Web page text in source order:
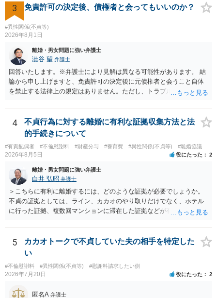
の財産を差し押さえられ、そこから債権回収が図られることになりま
すが、 和解であれば柔軟な解決が可能ですので、その場合は分割払
いにより支払うことも十分可能です。 ⑤ このような事情であれば、私
は120万円のみ和解交渉を続けるべきでしょうか。 ⇒ご相談者様の認
れるため、 120万円のみについて交渉を続けることがベターかと存じ
ます。
も、証拠が十分にあるか、相手方の住所・勤務先が分かるか、慰謝料
額、離婚の有無、交渉で終わるか訴訟まで見込むかによって、費用は
変わり得ます。依頼前に、交渉だけの場合、訴訟になった場合、回収
できなかった場合の費用を確認しておくとよいでしょう。 弁護士選び
通しを過度に楽観的に言い過ぎないか、質問に具体的に答えてくれる
か、連絡方法（メール、電話、弁護士直接か事務局員を介するかな
ど）や対応スピードが合うかを確認するとよいと思います。いずれに
しましても、弁護士への相談・依頼にあたっては、証拠資料、夫と相
手方の関係、相手方の氏名・住所等、夫婦関係への影響、離婚予定の
3 免責許可の決定後、債権者と会ってもいいのか？
#異性関係(不貞等)
2026年8月1日
離婚・男女問題に強い弁護士
澁谷 望 弁護士
回答いたします。※弁護士により見解は異なる可能性があります。 結
論から申し上げますと、免責許可の決定後に元債権者と会うこと自体
を禁止する法律上の規定はありません。ただし、トラブル防止の観点
ントは以下の通りです。 ・金銭のやり取りや返済の約束は絶対にしな
い（免責された借金を任意でも支払ってしまうとトラブルの元になり
ます） ・過去のDVや過剰請求の経緯を踏まえ、相手の感情に流されな
い ・予定通り毅然とした態度で距離を置く 法律上の制限はないもの
の、ご自身の生活と精神的な安定を守るためにも、お互いに距離を置
くというご判断は非常に賢明かと思います。
4
不貞行為に対する離婚に有利な証拠収集方法と法
的手続きについて
#有責配偶者 #不倫慰謝料 #財産分与 #養育費 #異性関係(不貞等) #離婚協議
2026年8月5日 役にたった 2
離婚・男女問題に強い弁護士
白井 弘昭 弁護士
＞こちらに有利に離婚するには、どのような証拠が必要でしょうか。
不貞の証拠としては、ライン、カカオのやり取りだけでなく、ホテル
に行った証拠、複数回マンションに滞在した証拠などが有効です。 不
婚する、慰謝料をとるなど）ことができると思われます。 ただし、不
貞発覚後、長期間同居を続けると、不貞を許したとの評価につながる
場合がありますので、ご注意ください。 以上、ご参考まで。
5
カカオトークで不貞していた夫の相手を特定した
い
#不倫慰謝料 #異性関係(不貞等) #慰謝料請求したい側
2026年7月20日 役にたった 2
匿名A 弁護士